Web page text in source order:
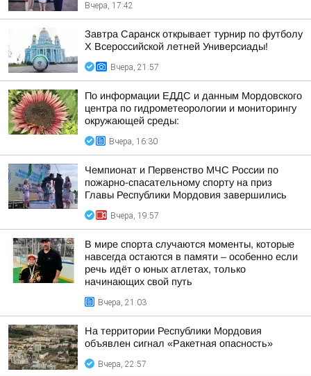
Вчера, 17:42
Завтра Саранск открывает турнир по футболу
X Всероссийской летней Универсиады!
Вчера, 21:57
По информации ЕДДС и данным Мордовского
центра по гидрометеорологии и мониторингу
окружающей среды:
Вчера, 16:30
Чемпионат и Первенство МЧС России по
пожарно-спасательному спорту на приз
Главы Республики Мордовия завершились
Вчера, 19:57
В мире спорта случаются моменты, которые
навсегда остаются в памяти – особенно если
речь идёт о юных атлетах, только
начинающих свой путь
Вчера, 21:03
На территории Республики Мордовия
объявлен сигнал «Ракетная опасность»
Вчера, 22:57